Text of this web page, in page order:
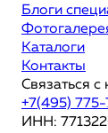
Блоги
Каталоги
Контакты
Связаться с
+7(495)
ИНН: